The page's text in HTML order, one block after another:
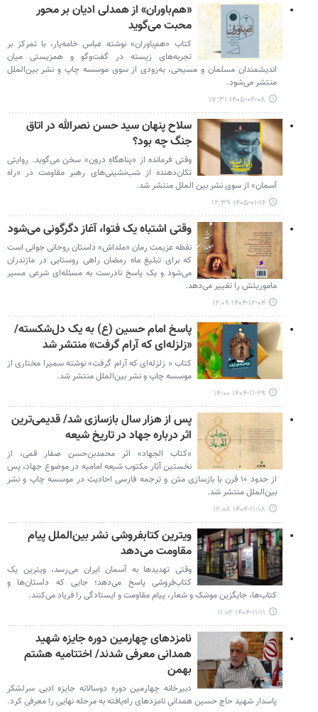
«هم‌باوران» از همدلی ادیان بر محور
محبت می‌گوید
کتاب «هم‌باوران» نوشته عباس خامه‌یار، با تمرکز بر
تجربه‌های زیسته در گفت‌وگو و همزیستی میان
اندیشمندان مسلمان و مسیحی، به‌زودی از سوی موسسه چاپ و نشر بین‌الملل
منتشر می‌شود.
۱۴۰۵-۰۲-۰۸ ۱۷:۳۱
سلاح پنهان سید حسن نصرالله در اتاق
جنگ چه بود؟
وقتی فرمانده از «پناهگاهِ درون» سخن می‌گوید. روایتی
تکان‌دهنده از شب‌نشینی‌های رهبر مقاومت در «راه
آسمان» از سوی نشر بین الملل منتشر شد.
۱۴۰۵-۰۱-۱۶ ۱۲:۳۹
وقتی اشتباه یک فتوا، آغاز دگرگونی می‌شود
نقطه عزیمت رمان «ملداش» داستان روحانی جوانی است
که برای تبلیغ ماه رمضان راهی روستایی در مازندران
می‌شود و یک پاسخ نادرست به مسئله‌ای شرعی مسیر
ماموریتش را تغییر می‌دهد.
۱۴۰۴-۱۲-۰۴ ۱۲:۰۹
پاسخ امام حسین (ع) به یک دل‌شکسته/
«زلزله‌ای که آرام گرفت» منتشر شد
کتاب « زلزله‌ای که آرام گرفت» نوشته سمیرا مختاری از
موسسه چاپ و نشر بین‌الملل منتشر شد.
۱۴۰۴-۱۱-۲۹ ۱۴:۰۰
پس از هزار سال بازسازی شد/ قدیمی‌ترین
اثر درباره جهاد در تاریخ شیعه
«کتاب الجهاد» اثر محمدبن‌حسن صفار قمی، از
نخستین آثار مکتوب شیعه امامیه در موضوع جهاد، پس
از حدود ۱۰ قرن با بازسازی متن و ترجمه فارسی احادیث در موسسه چاپ و نشر
بین‌الملل منتشر شد.
۱۴۰۴-۱۱-۱۸ ۱۲:۰۸
ویترین کتابفروشی نشر بین‌الملل پیام
مقاومت می‌دهد
وقتی تهدیدها به آسمان ایران می‌رسد، ویترین یک
کتاب‌فروشی پاسخ می‌دهد؛ جایی که داستان‌ها و
کتاب‌ها، جایگزین موشک و شعار، پیام مقاومت و ایستادگی را فریاد می‌کنند.
۱۴۰۴-۱۱-۱۱ ۱۱:۰۲
نامزدهای چهارمین دوره جایزه شهید
همدانی معرفی شدند/ اختتامیه هشتم
بهمن
دبیرخانه چهارمین دوره دوسالانه جایزه ادبی سرلشکر
پاسدار شهید حاج حسین همدانی نامزدهای راه‌یافته به مرحله نهایی را معرفی کرد.